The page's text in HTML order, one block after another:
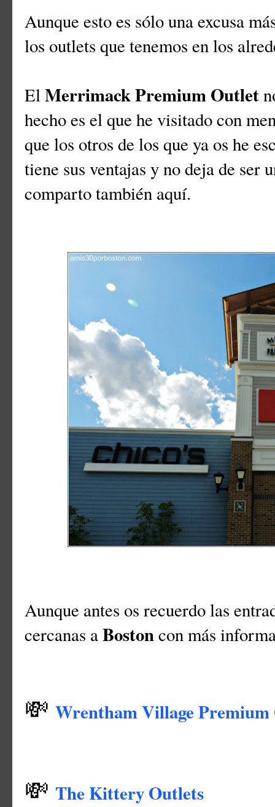
Aunque esto es sólo una excusa
los outlets que tenemos en los
ElMerrimack Premium Outlet
hecho es el que he visitado con
que los otros de los que ya os he
tiene sus ventajas y no deja de ser
comparto también aquí.
Aunque antes os recuerdo las
cercanas aBostoncon más
💸 Wrentham Village Premium
💸 The Kittery Outlets